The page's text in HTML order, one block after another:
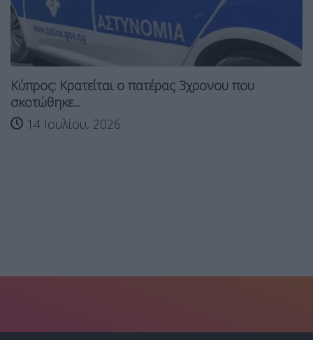
Κύπρος: Κρατείται ο πατέρας 3χρονου που
σκοτώθηκε...
14 Ιουλίου, 2026